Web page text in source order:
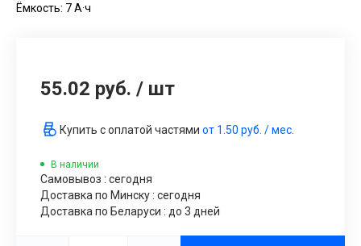
Ёмкость: 7 А·ч
55.02 руб. / шт
Купить с оплатой частями от 1.50 руб. / мес.
В наличии
Самовывоз : сегодня
Доставка по Минску : сегодня
Доставка по Беларуси : до 3 дней